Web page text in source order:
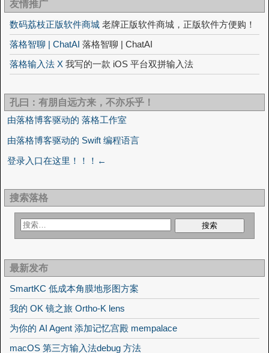
友情推广
数码荔枝正版软件商城 老牌正版软件商城，正版软件方便购！
落格智聊 | ChatAI 落格智聊 | ChatAI
落格输入法 X 我写的一款 iOS 平台双拼输入法
孔曰：有朋自远方来，不亦乐乎！
由落格博客驱动的 落格工作室
由落格博客驱动的 Swift 编程语言
登录入口在这里！！！←
搜索落格
最新发布
SmartKC 低成本角膜地形图方案
我的 OK 镜之旅 Ortho-K lens
为你的 AI Agent 添加记忆宫殿 mempalace
macOS 第三方输入法debug 方法